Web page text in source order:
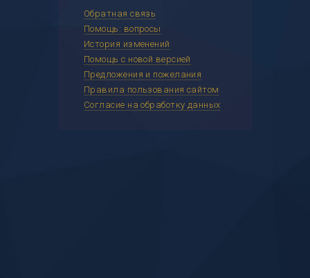
Обратная связь
Помощь: вопросы
История изменений
Помощь с новой версией
Предложения и пожелания
Правила пользования сайтом
Согласие на обработку данных